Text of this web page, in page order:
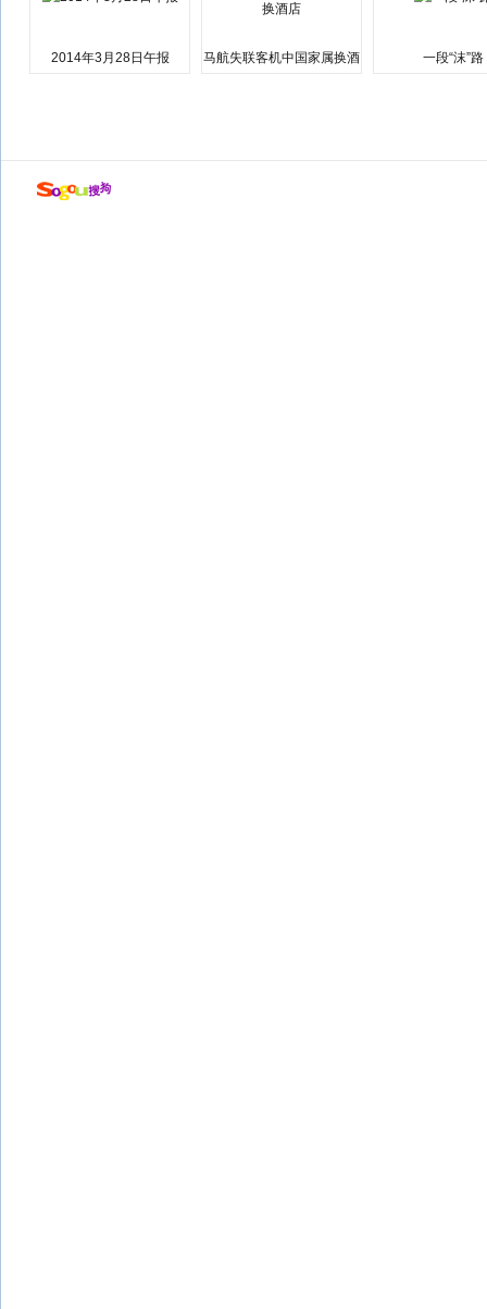
2014年3月28日午报
马航失联客机中国家属换酒
一段“沫”路